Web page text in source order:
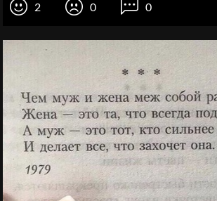
2 0 0